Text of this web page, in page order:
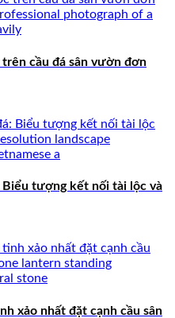
cầu đá sân vườn đơn
Biểu tượng kết nối tài lộc và
xảo nhất đặt cạnh cầu sân